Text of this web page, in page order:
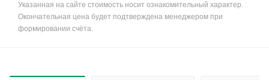
Указанная на сайте стоимость носит ознакомительный характер.
Окончательная цена будет подтверждена менеджером при
формировании счёта.